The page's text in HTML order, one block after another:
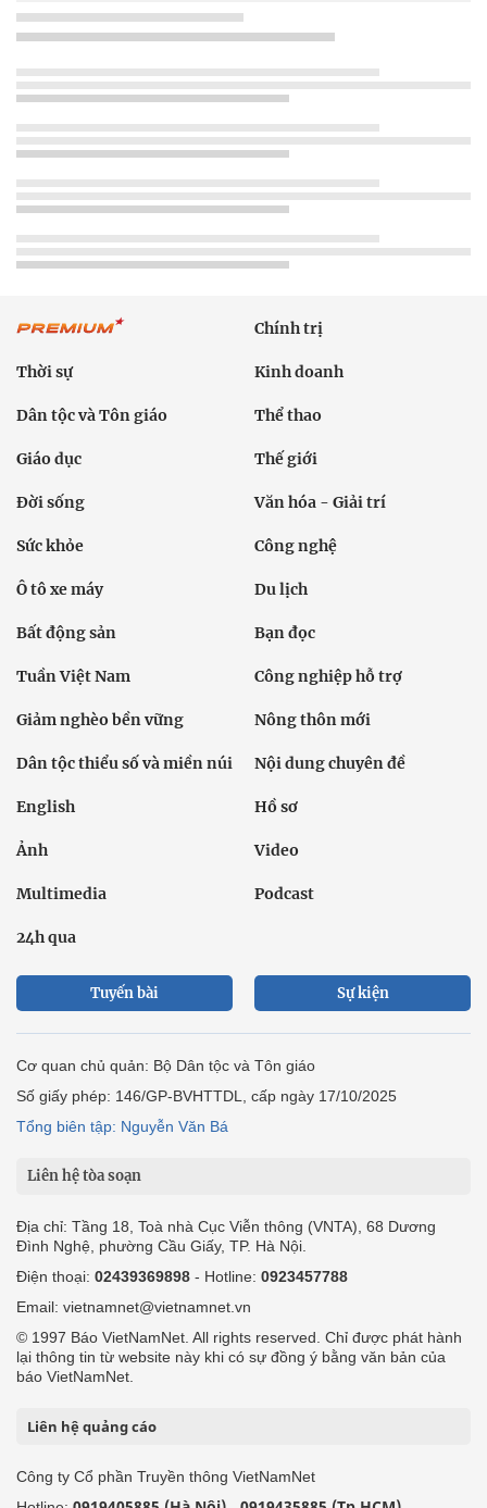
Chính trị
Thời sự Kinh doanh
Dân tộc và Tôn giáo Thể thao
Giáo dục Thế giới
Đời sống Văn hóa - Giải trí
Sức khỏe Công nghệ
Ô tô xe máy Du lịch
Bất động sản Bạn đọc
Tuần Việt Nam Công nghiệp hỗ trợ
Giảm nghèo bền vững Nông thôn mới
Dân tộc thiểu số và miền núi Nội dung chuyên đề
English Hồ sơ
Ảnh Video
Multimedia Podcast
24h qua
Tuyến bài Sự kiện
Cơ quan chủ quản: Bộ Dân tộc và Tôn giáo
Số giấy phép: 146/GP-BVHTTDL, cấp ngày 17/10/2025
Tổng biên tập: Nguyễn Văn Bá
Liên hệ tòa soạn
Địa chỉ: Tầng 18, Toà nhà Cục Viễn thông (VNTA), 68 Dương
Đình Nghệ, phường Cầu Giấy, TP. Hà Nội.
Điện thoại: 02439369898 - Hotline: 0923457788
Email: vietnamnet@vietnamnet.vn
© 1997 Báo VietNamNet. All rights reserved. Chỉ được phát hành
lại thông tin từ website này khi có sự đồng ý bằng văn bản của
báo VietNamNet.
Liên hệ quảng cáo
Công ty Cổ phần Truyền thông VietNamNet